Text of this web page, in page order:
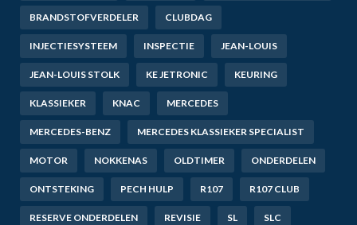
BRANDSTOFVERDELER CLUBDAG
INJECTIESYSTEEM INSPECTIE JEAN-LOUIS
JEAN-LOUIS STOLK KE JETRONIC KEURING
KLASSIEKER KNAC MERCEDES
MERCEDES-BENZ MERCEDES KLASSIEKER SPECIALIST
MOTOR NOKKENAS OLDTIMER ONDERDELEN
ONTSTEKING PECH HULP R107 R107 CLUB
RESERVE ONDERDELEN REVISIE SL SLC